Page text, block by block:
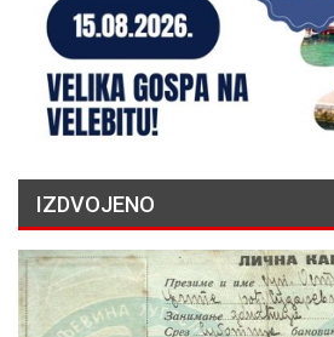
IZDVOJENO